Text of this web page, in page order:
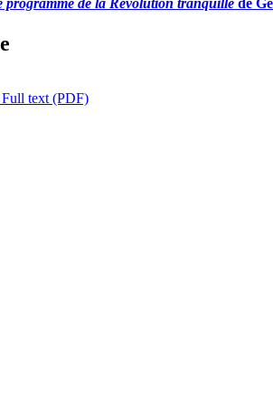
programme de la Révolution tranquille de
Full text (PDF)